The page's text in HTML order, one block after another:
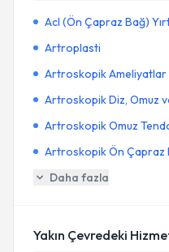
Acl (Ön Çapraz Bağ)
Artroplasti
Artroskopik Ameliyatlar
Artroskopik Diz, Omuz
Artroskopik Omuz
Artroskopik Ön Çapraz
Daha fazla
Yakın Çevredeki